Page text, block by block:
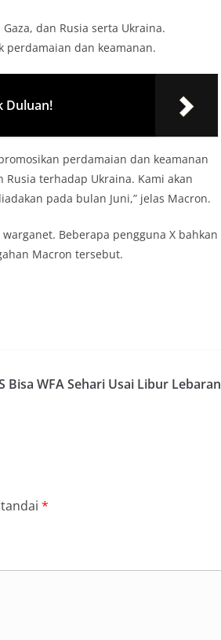
dan Rusia serta Ukraina.
perdamaian dan keamanan.
Duluan!
perdamaian dan keamanan
terhadap Ukraina. Kami akan
pada bulan Juni,” jelas Macron.
Beberapa pengguna X bahkan
Macron tersebut.
Bisa WFA Sehari Usai Libur Lebaran
*